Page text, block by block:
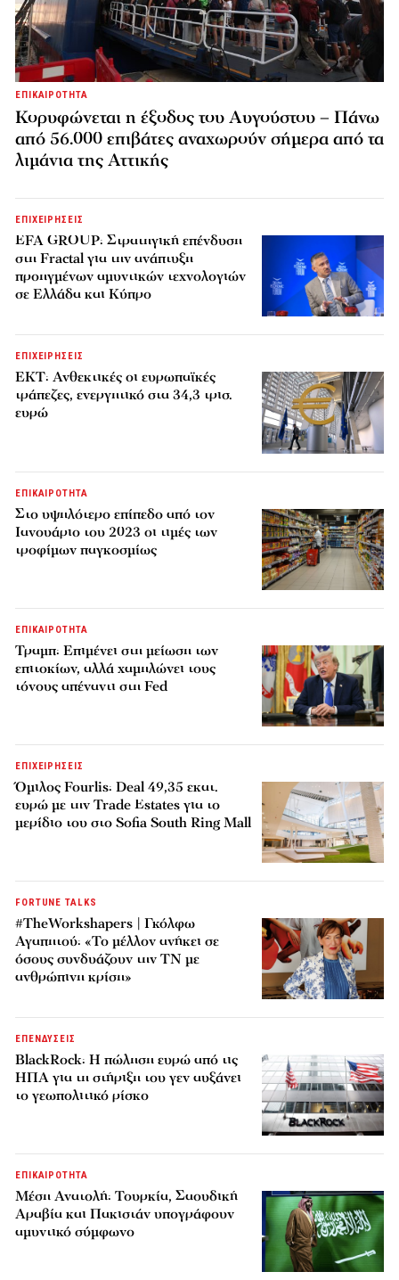
ΕΠΙΚΑΙΡΟΤΗΤΑ
Κορυφώνεται η έξοδος του Αυγούστου – Πάνω
από 56.000 επιβάτες αναχωρούν σήμερα από τα
λιμάνια της Αττικής
ΕΠΙΧΕΙΡΗΣΕΙΣ
EFA GROUP: Στρατηγική επένδυση
στη Fractal για την ανάπτυξη
προηγμένων αμυντικών τεχνολογιών
σε Ελλάδα και Κύπρο
ΕΠΙΧΕΙΡΗΣΕΙΣ
ΕΚΤ: Ανθεκτικές οι ευρωπαϊκές
τράπεζες, ενεργητικό στα 34,3 τρισ.
ευρώ
ΕΠΙΚΑΙΡΟΤΗΤΑ
Στο υψηλότερο επίπεδο από τον
Ιανουάριο του 2023 οι τιμές των
τροφίμων παγκοσμίως
ΕΠΙΚΑΙΡΟΤΗΤΑ
Τραμπ: Επιμένει στη μείωση των
επιτοκίων, αλλά χαμηλώνει τους
τόνους απέναντι στη Fed
ΕΠΙΧΕΙΡΗΣΕΙΣ
Όμιλος Fourlis: Deal 49,35 εκατ.
ευρώ με την Trade Estates για το
μερίδιο του στο Sofia South Ring Mall
FORTUNE TALKS
#TheWorkshapers | Γκόλφω
Αγαπητού: «Το μέλλον ανήκει σε
όσους συνδυάζουν την ΤΝ με
ανθρώπινη κρίση»
ΕΠΕΝΔΥΣΕΙΣ
BlackRock: Η πώληση ευρώ από τις
ΗΠΑ για τη στήριξη του γεν αυξάνει
το γεωπολιτικό ρίσκο
ΕΠΙΚΑΙΡΟΤΗΤΑ
Μέση Ανατολή: Τουρκία, Σαουδική
Αραβία και Πακιστάν υπογράφουν
αμυντικό σύμφωνο